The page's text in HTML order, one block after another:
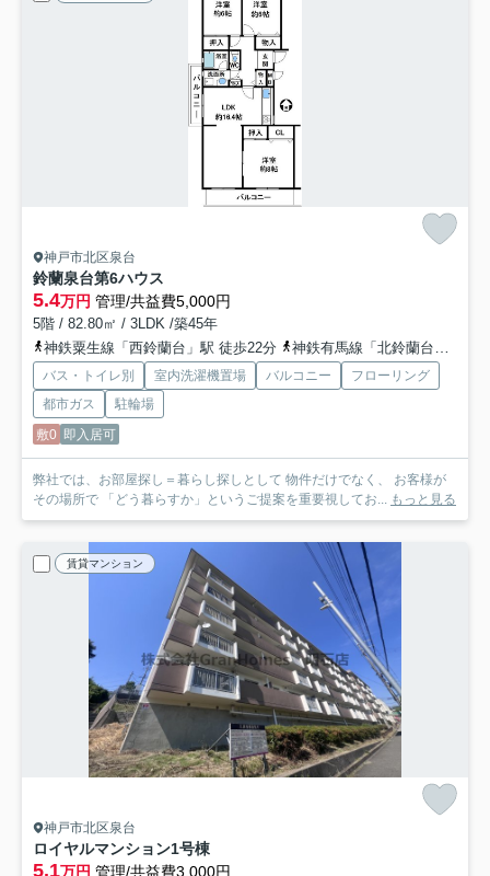
神戸市北区泉台
鈴蘭泉台第6ハウス
5.4万円 管理/共益費5,000円
5階 / 82.80㎡ / 3LDK /築45年
神鉄粟生線「西鈴蘭台」駅 徒歩22分
神鉄有馬線「北鈴蘭台」駅 徒歩23分
バス・トイレ別 室内洗濯機置場 バルコニー
フローリング
都市ガス
駐輪場
敷0 即入居可
弊社では、お部屋探し＝暮らし探しとして 物件だけでなく、 お客様が
その場所で 「どう暮らすか」というご提案を重要視してお... もっと見る
賃貸マンション
神戸市北区泉台
ロイヤルマンション1号棟
5.1万円 管理/共益費3,000円